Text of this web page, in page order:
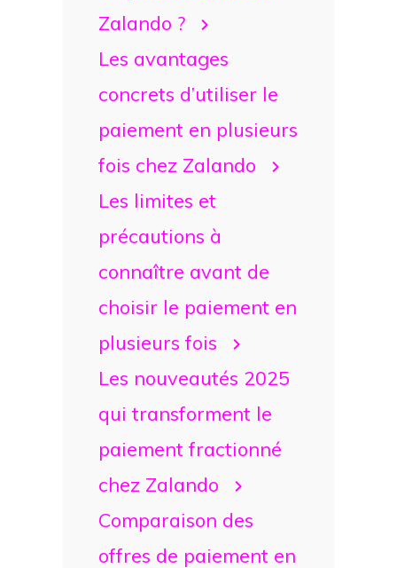
Zalando ?
Les avantages
concrets d’utiliser le
paiement en plusieurs
fois chez Zalando
Les limites et
précautions à
connaître avant de
choisir le paiement en
plusieurs fois
Les nouveautés 2025
qui transforment le
paiement fractionné
chez Zalando
Comparaison des
offres de paiement en